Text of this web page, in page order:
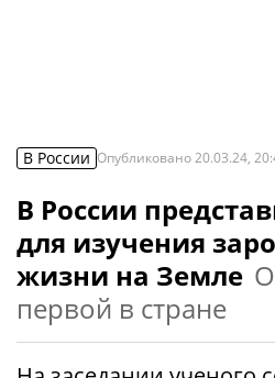
В России Опубликовано20.03.24,
В России
для изучения
жизни на Земле
первой в стране